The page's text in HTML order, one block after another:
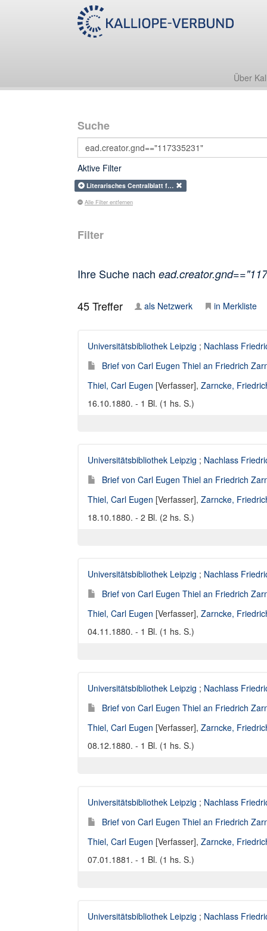
Über
Suche
Aktive Filter
Literarisches Centralblatt f…
Alle Filter entfernen
Filter
Ihre Suche nach
45Treffer als Netzwerk in Merkliste
Universitätsbibliothek Leipzig ; Nachlass
Brief von Carl Eugen Thiel an Friedrich
Thiel, Carl Eugen [Verfasser], Zarncke,
16.10.1880. - 1 Bl. (1 hs. S.)
Universitätsbibliothek Leipzig ; Nachlass
Brief von Carl Eugen Thiel an Friedrich
Thiel, Carl Eugen [Verfasser], Zarncke,
18.10.1880. - 2 Bl. (2 hs. S.)
Universitätsbibliothek Leipzig ; Nachlass
Brief von Carl Eugen Thiel an Friedrich
Thiel, Carl Eugen [Verfasser], Zarncke,
04.11.1880. - 1 Bl. (1 hs. S.)
Universitätsbibliothek Leipzig ; Nachlass
Brief von Carl Eugen Thiel an Friedrich
Thiel, Carl Eugen [Verfasser], Zarncke,
08.12.1880. - 1 Bl. (1 hs. S.)
Universitätsbibliothek Leipzig ; Nachlass
Brief von Carl Eugen Thiel an Friedrich
Thiel, Carl Eugen [Verfasser], Zarncke,
07.01.1881. - 1 Bl. (1 hs. S.)
Universitätsbibliothek Leipzig ; Nachlass